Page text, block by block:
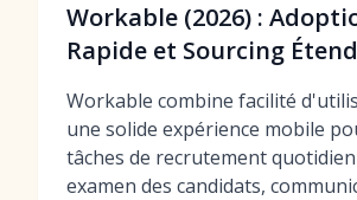
Workable (2026) :
Rapide et Sourcing
Workable combine facilité
une solide expérience mobile
tâches de recrutement
examen des candidats,